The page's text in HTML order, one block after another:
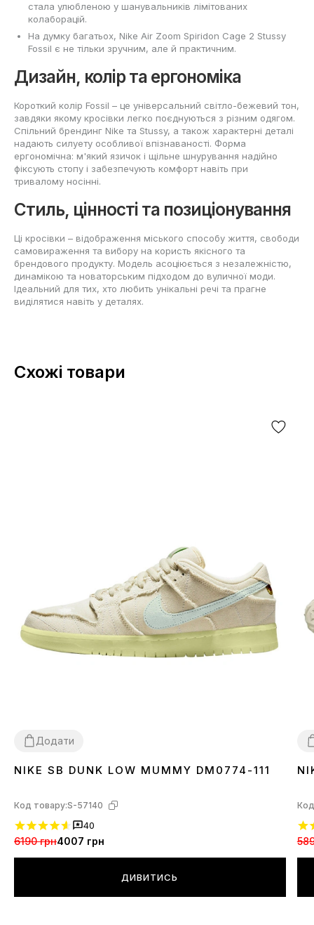
стала улюбленою у шанувальників лімітованих
колаборацій.
На думку багатьох, Nike Air Zoom Spiridon Cage 2 Stussy
Fossil є не тільки зручним, але й практичним.
Дизайн, колір та ергономіка
Короткий колір Fossil – це універсальний світло-бежевий тон,
завдяки якому кросівки легко поєднуються з різним одягом.
Спільний брендинг Nike та Stussy, а також характерні деталі
надають силуету особливої впізнаваності. Форма
ергономічна: м'який язичок і щільне шнурування надійно
фіксують стопу і забезпечують комфорт навіть при
тривалому носінні.
Стиль, цінності та позиціонування
Ці кросівки – відображення міського способу життя, свободи
самовираження та вибору на користь якісного та
брендового продукту. Модель асоціюється з незалежністю,
динамікою та новаторським підходом до вуличної моди.
Ідеальний для тих, хто любить унікальні речі та прагне
виділятися навіть у деталях.
Схожі товари
Додати
3637 3839414243 4445
NIKE SB DUNK LOW MUMMY DM0774-111
Код товару:S-57140
40
6190 грн4007 грн
ДИВИТИСЬ